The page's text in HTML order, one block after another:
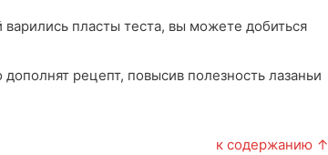
варились пласты теста, вы можете добиться
рецепт, повысив полезность лазаньи
к содержанию ↑